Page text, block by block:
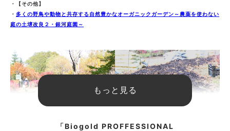
・【その他】
・ 多くの野鳥や動物と共存する自然豊かなオーガニックガーデン～農薬を使わない
庭の土壌改良２・銀河庭園～
ボーダー造成の通路
大地肥の混和準備
もっと見る
「Biogold PROFFESSIONAL